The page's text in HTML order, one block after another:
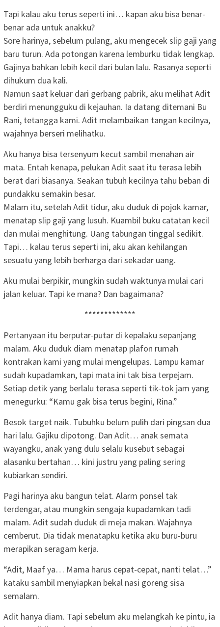
Tapi kalau aku terus seperti ini… kapan aku bisa benar-
benar ada untuk anakku?
Sore harinya, sebelum pulang, aku mengecek slip gaji yang
baru turun. Ada potongan karena lemburku tidak lengkap.
Gajinya bahkan lebih kecil dari bulan lalu. Rasanya seperti
dihukum dua kali.
Namun saat keluar dari gerbang pabrik, aku melihat Adit
berdiri menungguku di kejauhan. Ia datang ditemani Bu
Rani, tetangga kami. Adit melambaikan tangan kecilnya,
wajahnya berseri melihatku.
Aku hanya bisa tersenyum kecut sambil menahan air
mata. Entah kenapa, pelukan Adit saat itu terasa lebih
berat dari biasanya. Seakan tubuh kecilnya tahu beban di
pundakku semakin besar.
Malam itu, setelah Adit tidur, aku duduk di pojok kamar,
menatap slip gaji yang lusuh. Kuambil buku catatan kecil
dan mulai menghitung. Uang tabungan tinggal sedikit.
Tapi… kalau terus seperti ini, aku akan kehilangan
sesuatu yang lebih berharga dari sekadar uang.
Aku mulai berpikir, mungkin sudah waktunya mulai cari
jalan keluar. Tapi ke mana? Dan bagaimana?
*************
Pertanyaan itu berputar-putar di kepalaku sepanjang
malam. Aku duduk diam menatap plafon rumah
kontrakan kami yang mulai mengelupas. Lampu kamar
sudah kupadamkan, tapi mata ini tak bisa terpejam.
Setiap detik yang berlalu terasa seperti tik-tok jam yang
menegurku: “Kamu gak bisa terus begini, Rina.”
Besok target naik. Tubuhku belum pulih dari pingsan dua
hari lalu. Gajiku dipotong. Dan Adit… anak semata
wayangku, anak yang dulu selalu kusebut sebagai
alasanku bertahan… kini justru yang paling sering
kubiarkan sendiri.
Pagi harinya aku bangun telat. Alarm ponsel tak
terdengar, atau mungkin sengaja kupadamkan tadi
malam. Adit sudah duduk di meja makan. Wajahnya
cemberut. Dia tidak menatapku ketika aku buru-buru
merapikan seragam kerja.
“Adit, Maaf ya… Mama harus cepat-cepat, nanti telat…”
kataku sambil menyiapkan bekal nasi goreng sisa
semalam.
Adit hanya diam. Tapi sebelum aku melangkah ke pintu, ia